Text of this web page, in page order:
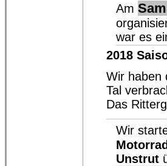
Am
war es
2018
Wir haben
Tal
Das
Wir
Unstrut